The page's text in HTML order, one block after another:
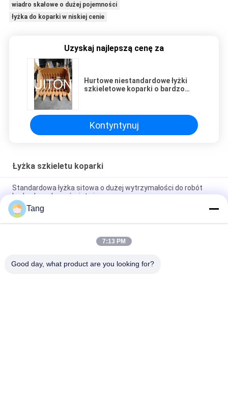
wiadro skałowe o dużej pojemności
łyżka do koparki w niskiej cenie
Uzyskaj najlepszą cenę za
Hurtowe niestandardowe łyżki
szkieletowe koparki o bardzo
Kontyntynuj
Łyżka szkieletu koparki
Standardowa łyżka sitowa o dużej wytrzymałości do robót
budowlanych w górnictwie
Szkielet łyżki do koparki OEM Dostosuj łyżkę do koparki ze
stopu o wysokiej wytrzymałości 1 rok gwarancji
Łyżka szkieletowa AX17U-4 o sterowaniu burtowym 1,5 m3 do
Tang
7:13 PM
Good day, what product are you looking for?